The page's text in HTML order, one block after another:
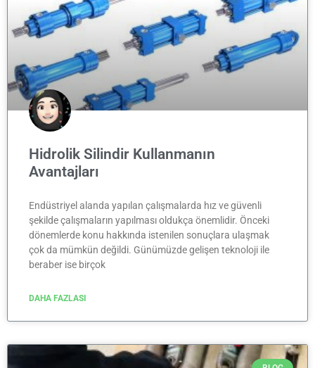
Hidrolik Silindir Kullanmanın
Avantajları
Endüstriyel alanda yapılan çalışmalarda hız ve güvenli
şekilde çalışmaların yapılması oldukça önemlidir. Önceki
dönemlerde konu hakkında istenilen sonuçlara ulaşmak
çok da mümkün değildi. Günümüzde gelişen teknoloji ile
beraber ise birçok
DAHA FAZLASI